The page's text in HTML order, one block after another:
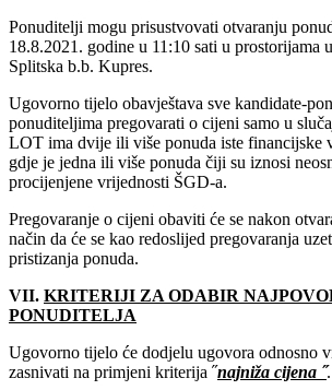
Ponuditelji mogu prisustvovati otvaranju
18.8.2021‎. godine u 11:10 sati u prostorijama
Splitska b.b. Kupres.
Ugovorno tijelo obavještava sve kandidate-
ponuditeljima pregovarati o cijeni samo u
LOT ima dvije ili više ponuda iste financijske
gdje je jedna ili više ponuda čiji su iznosi
procijenjene vrijednosti ŠGD-a.
Pregovaranje o cijeni obaviti će se nakon
način da će se kao redoslijed pregovaranja
pristizanja ponuda.
VII. KRITERIJI ZA ODABIR
PONUDITELJA
Ugovorno tijelo će dodjelu ugovora odnosno
zasnivati na primjeni kriterija ˝najniža cijena ˝.